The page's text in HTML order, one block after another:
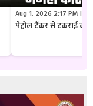
Aug 1, 2026 2:17 PM IST
पेट्रोल टैंकर से टकराई